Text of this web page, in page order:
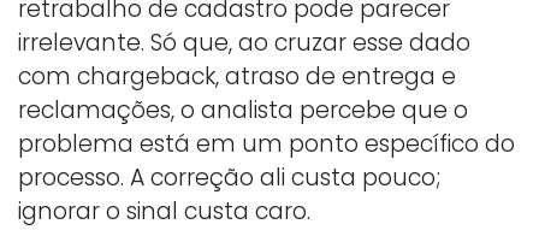
retrabalho de cadastro pode parecer
irrelevante. Só que, ao cruzar esse dado
com chargeback, atraso de entrega e
reclamações, o analista percebe que o
problema está em um ponto específico do
processo. A correção ali custa pouco;
ignorar o sinal custa caro.